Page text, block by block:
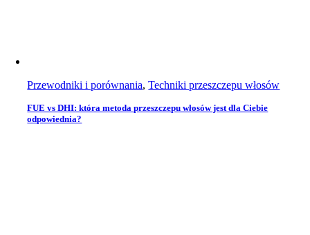
Przewodniki i porównania,Techniki przeszczepu włosów
FUE vs DHI: która metoda przeszczepu włosów jest dla Ciebie
odpowiednia?